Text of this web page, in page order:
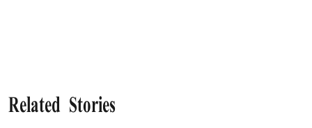
Related Stories